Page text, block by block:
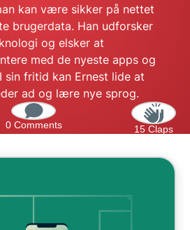
kan være sikker på nettet
brugerdata. Han udforsker
og elsker at
med de nyeste apps og
sin fritid kan Ernest lide at
ad og lære nye sprog.
0 Comments 15 Claps